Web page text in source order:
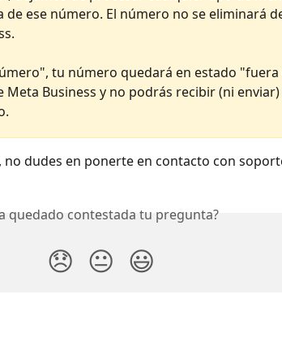
de ese número. El número no se eliminará
tu número quedará en estado "fuera
Meta Business y no podrás recibir (ni
dudes en ponerte en contacto con
quedado contestada tu pregunta?
😞 😐 😃